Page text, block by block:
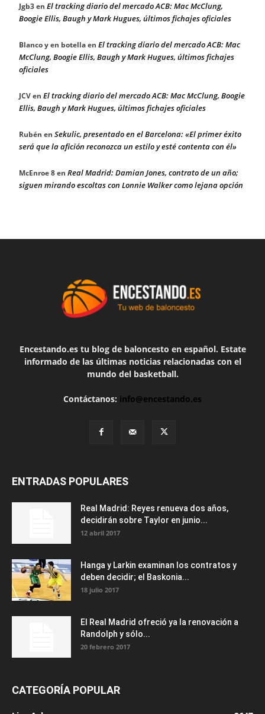
Jgb3en El tracking diario del mercado ACB: Mac McClung,
Boogie Ellis, Baugh y Mark Hugues, últimos fichajes oficiales
Blanco y en botellaen El tracking diario del mercado ACB: Mac
McClung, Boogie Ellis, Baugh y Mark Hugues, últimos fichajes
oficiales
JCVen El tracking diario del mercado ACB: Mac McClung, Boogie
Ellis, Baugh y Mark Hugues, últimos fichajes oficiales
Rubén en Sekulic, presentado en el Barcelona: «El primer éxito
será que la afición reconozca un estilo y esté contenta con él»
McEnroe 8en Real Madrid: Damian Jones, contrato de un año;
siguen mirando escoltas con Lonnie Walker como lejana opción
Encestando.es tu blog de baloncesto en español. Estate
informado de las últimas noticias relacionadas con el
mundo del basketball.
Contáctanos: info@encestando.es
ENTRADAS POPULARES
Real Madrid: Reyes renueva dos años,
decidirán sobre Taylor en junio...
12 abril 2017
Hanga y Larkin examinan los contratos y
deben decidir; el Baskonia...
18 julio 2017
El Real Madrid ofreció ya la renovación a
Randolph y sólo...
20 febrero 2017
CATEGORÍA POPULAR